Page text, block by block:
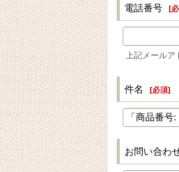
電話番号 [
上記メール
件名 [必須]
お問い合わ